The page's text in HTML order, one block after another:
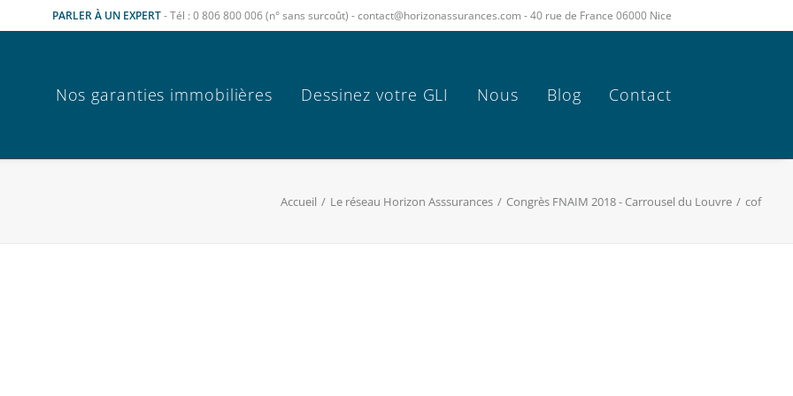
PARLER À UN EXPERT- Tél : 0 806 800 006 (n° sans surcoût) - contact@horizonassurances.com - 40 rue de France 06000 Nice
Nos garanties immobilières Dessinez votre GLI Nous Blog Contact
Accueil Le réseau Horizon Asssurances Congrès FNAIM 2018 - Carrousel du Louvre cof